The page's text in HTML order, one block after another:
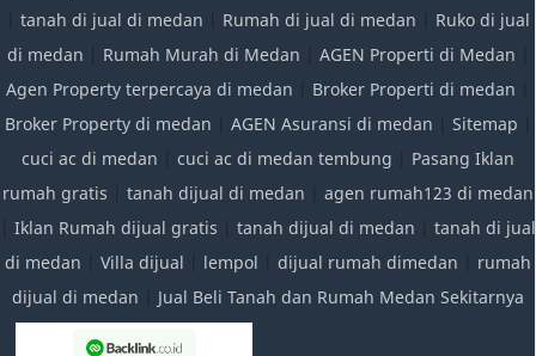
| tanah di jual di medan | Rumah di jual di medan | Ruko di jual
di medan | Rumah Murah di Medan | AGEN Properti di Medan |
Agen Property terpercaya di medan | Broker Properti di medan |
Broker Property di medan | AGEN Asuransi di medan | Sitemap |
cuci ac di medan | cuci ac di medan tembung | Pasang Iklan
rumah gratis | tanah dijual di medan | agen rumah123 di medan
| Iklan Rumah dijual gratis | tanah dijual di medan | tanah di jual
di medan | Villa dijual | lempol | dijual rumah dimedan | rumah
dijual di medan | Jual Beli Tanah dan Rumah Medan Sekitarnya